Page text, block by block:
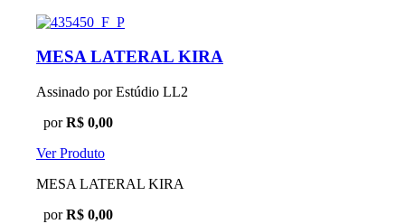
MESA LATERAL KIRA
Assinado por Estúdio LL2
porR$ 0,00
Ver Produto
MESA LATERAL KIRA
porR$ 0,00